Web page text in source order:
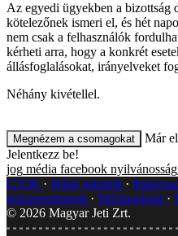
Az egyedi ügyekben a bizottság
kötelezőnek ismeri el, és hét
nem csak a felhasználók
kérheti arra, hogy a konkrét
állásfoglalásokat, irányelveket
Néhány kivétellel.
Megnézem a csomagokat
Már
Jelentkezz be!
jog média facebook nyilvánosság
GYIK
Hibát jelentek
dokumentumok
Médiaajánlat
© 2026 Magyar Jeti Zrt.